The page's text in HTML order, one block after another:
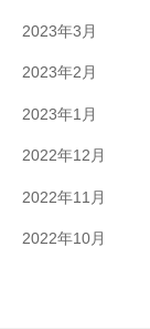
2023年3月
2023年2月
2023年1月
2022年12月
2022年11月
2022年10月